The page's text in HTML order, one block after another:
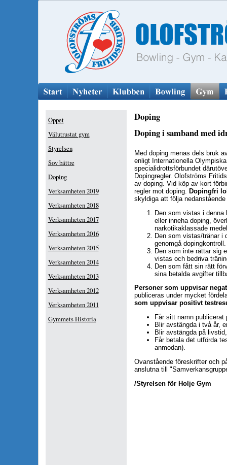
Öppet
Välutrustat gym
Styrelsen
Sov bättre
Doping
Verksamheten 2019
Verksamheten 2018
Verksamheten 2017
Verksamheten 2016
Verksamheten 2015
Verksamheten 2014
Verksamheten 2013
Verksamheten 2012
Verksamheten 2011
Gymmets Historia
Doping
Doping i samband med
Med doping menas dels bruk
enligt Internationella
specialidrottsförbundet
Dopingregler. Olofströms
av doping. Vid köp av kort
regler mot doping.
Dopingfri
skyldiga att följa
Den som vistas i denna
eller inneha doping,
narkotikaklassade
Den som vistas/tränar i
genomgå dopingkontroll.
Den som inte rättar sig
vistas och bedriva
Den som fått sin rätt
sina betalda avgifter
Personer som uppvisar
publiceras under mycket
som uppvisar positivt
Får sitt namn publicerat
Blir avstängda i två år,
Blir avstängda på
Får betala det utförda
anmodan).
Ovanstående föreskrifter och
anslutna till
/Styrelsen för Holje Gym